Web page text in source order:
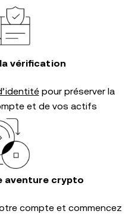
vérification
pour préserver la
et de vos actifs
aventure crypto
compte et commencez